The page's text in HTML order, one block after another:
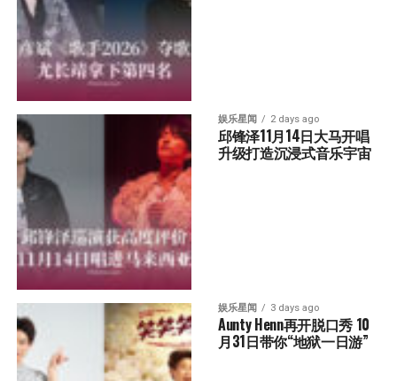
娱乐星闻 2 days ago
邱锋泽11月14日大马开唱
升级打造沉浸式音乐宇宙
娱乐星闻 3 days ago
Aunty Henn再开脱口秀 10
月31日带你“地狱一日游”